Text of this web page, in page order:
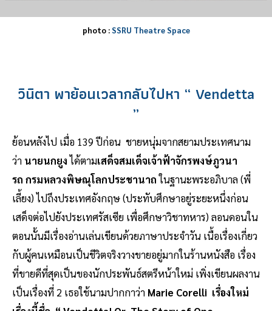
photo :SSRU Theatre Space
วินิตา พาย้อนเวลากลับไปหา “ Vendetta
”
ย้อนหลังไป เมื่อ 139 ปีก่อน ชายหนุ่มจากสยามประเทศนาม
ว่า นายนกยูงได้ตามเสด็จสมเด็จเจ้าฟ้าจักรพงษ์ภูวนา
รถ กรมหลวงพิษณุโลกประชานาถในฐานะพระอภิบาล (พี่
เลี้ยง) ไปถึงประเทศอังกฤษ (ประทับศึกษาอยู่ระยะหนึ่งก่อน
เสด็จต่อไปยังประเทศรัสเซีย เพื่อศึกษาวิชาทหาร) ลอนดอนใน
ตอนนั้นมีเรื่องอ่านเล่นเขียนด้วยภาษาประจำวัน เนื้อเรื่องเกี่ยว
กับผู้คนเหมือนเป็นชีวิตจริงวางขายอยู่มากในร้านหนังสือ เรื่อง
ที่ขายดีที่สุดเป็นของนักประพันธ์สตรีหน้าใหม่ เพิ่งเขียนผลงาน
เป็นเรื่องที่ 2 เธอใช้นามปากกาว่า Marie Corelli เรื่องใหม่